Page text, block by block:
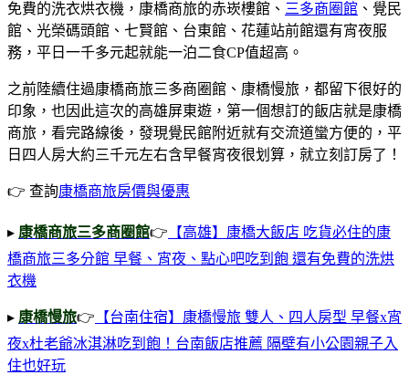
免費的洗衣烘衣機，康橋商旅的赤崁樓館、 三多商圈館 、覺民
館、光榮碼頭館、七賢館、台東館、花蓮站前館還有宵夜服
務，平日一千多元起就能一泊二食CP值超高。
之前陸續住過康橋商旅三多商圈館、康橋慢旅，都留下很好的
印象，也因此這次的高雄屏東遊，第一個想訂的飯店就是康橋
商旅，看完路線後，發現覺民館附近就有交流道蠻方便的，平
日四人房大約三千元左右含早餐宵夜很划算，就立刻訂房了！
👉 查詢康橋商旅房價與優惠
▸ 康橋商旅三多商圈館👉 【高雄】康橋大飯店 吃貨必住的康
橋商旅三多分館 早餐、宵夜、點心吧吃到飽 還有免費的洗烘
衣機
▸ 康橋慢旅👉 【台南住宿】康橋慢旅 雙人、四人房型 早餐x宵
夜x杜老爺冰淇淋吃到飽！台南飯店推薦 隔壁有小公園親子入
住也好玩